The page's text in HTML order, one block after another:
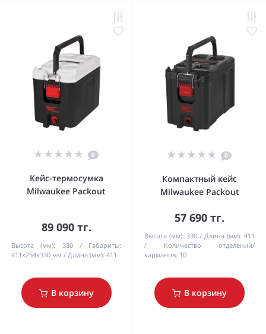
0
Кейс-термосумка
Milwaukee Packout
89 090 тг.
Высота (мм): 330
Габариты:
411x254x330 мм
Длина (мм): 411
В корзину
0
Компактный кейс
Milwaukee Packout
57 690 тг.
Высота (мм): 330 Длина (мм): 411
Количество отделений/
карманов: 10
В корзину